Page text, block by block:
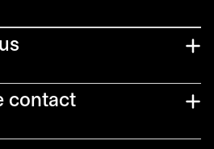
contact​